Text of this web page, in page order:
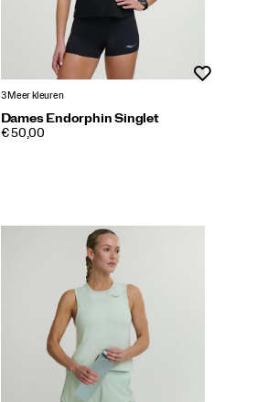
3 Meer kleuren
Dames Endorphin Singlet
PRICE
€ 50,00